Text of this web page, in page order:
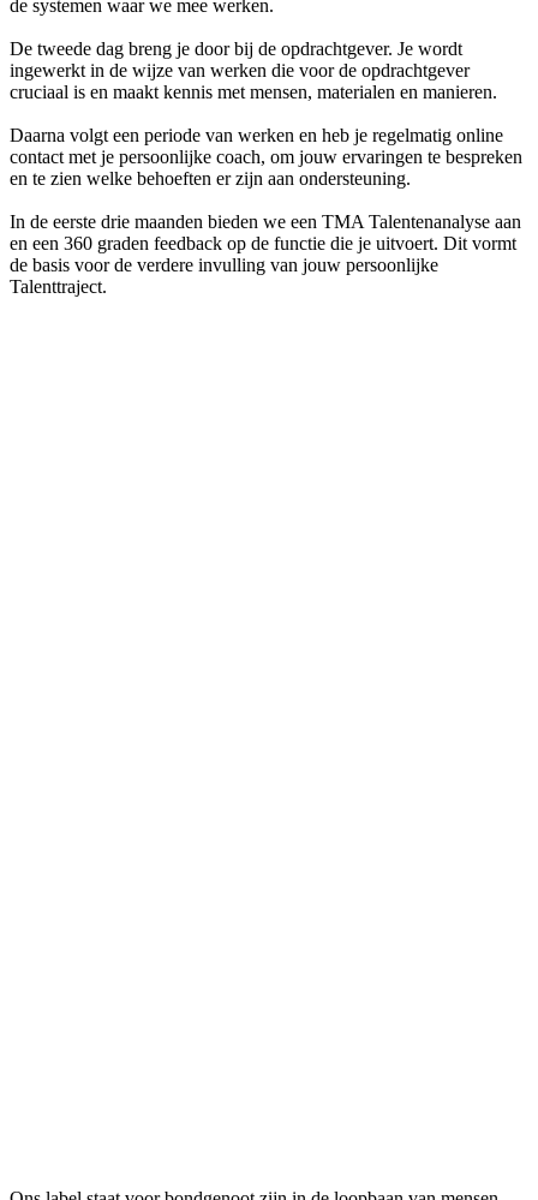
de systemen waar we mee werken.
De tweede dag breng je door bij de opdrachtgever. Je wordt
ingewerkt in de wijze van werken die voor de opdrachtgever
cruciaal is en maakt kennis met mensen, materialen en manieren.
Daarna volgt een periode van werken en heb je regelmatig online
contact met je persoonlijke coach, om jouw ervaringen te bespreken
en te zien welke behoeften er zijn aan ondersteuning.
In de eerste drie maanden bieden we een TMA Talentenanalyse aan
en een 360 graden feedback op de functie die je uitvoert. Dit vormt
de basis voor de verdere invulling van jouw persoonlijke
Talenttraject.